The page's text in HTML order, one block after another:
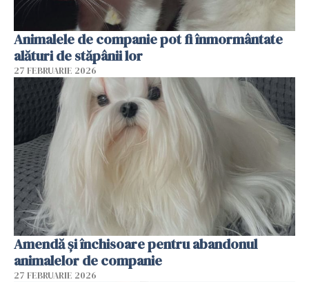
Animalele de companie pot fi înmormântate
alături de stăpânii lor
27 FEBRUARIE 2026
Amendă și închisoare pentru abandonul
animalelor de companie
27 FEBRUARIE 2026